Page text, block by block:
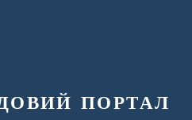
портал